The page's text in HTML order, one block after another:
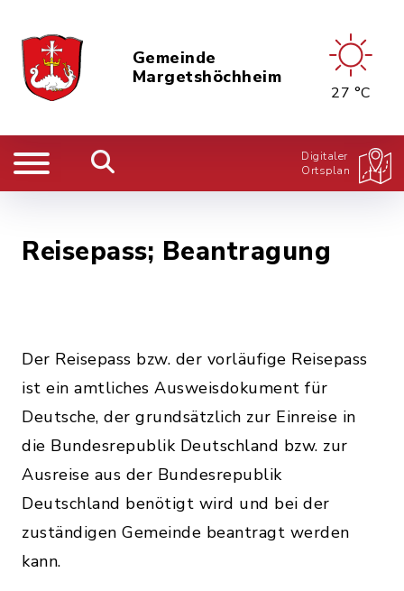
Gemeinde
Margetshöchheim
27 °C
Digitaler
Ortsplan
Reisepass; Beantragung
Der Reisepass bzw. der vorläufige Reisepass
ist ein amtliches Ausweisdokument für
Deutsche, der grundsätzlich zur Einreise in
die Bundesrepublik Deutschland bzw. zur
Ausreise aus der Bundesrepublik
Deutschland benötigt wird und bei der
zuständigen Gemeinde beantragt werden
kann.